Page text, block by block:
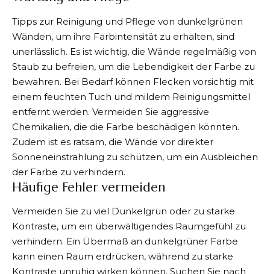
Tipps zur Reinigung und Pflege von dunkelgrünen
Wänden, um ihre Farbintensität zu erhalten, sind
unerlässlich. Es ist wichtig, die Wände regelmäßig von
Staub zu befreien, um die Lebendigkeit der Farbe zu
bewahren. Bei Bedarf können Flecken vorsichtig mit
einem feuchten Tuch und mildem Reinigungsmittel
entfernt werden. Vermeiden Sie aggressive
Chemikalien, die die Farbe beschädigen könnten.
Zudem ist es ratsam, die Wände vor direkter
Sonneneinstrahlung zu schützen, um ein Ausbleichen
der Farbe zu verhindern.
Häufige Fehler vermeiden
Vermeiden Sie zu viel Dunkelgrün oder zu starke
Kontraste, um ein überwältigendes Raumgefühl zu
verhindern. Ein Übermaß an dunkelgrüner Farbe
kann einen Raum erdrücken, während zu starke
Kontraste unruhig wirken können. Suchen Sie nach